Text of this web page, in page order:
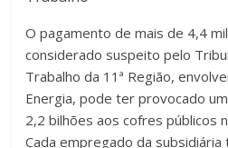
O pagamento de mais de 4,4
considerado suspeito pelo
Trabalho da 11ª Região,
Energia, pode ter provocado
2,2 bilhões aos cofres públicos
Cada empregado da